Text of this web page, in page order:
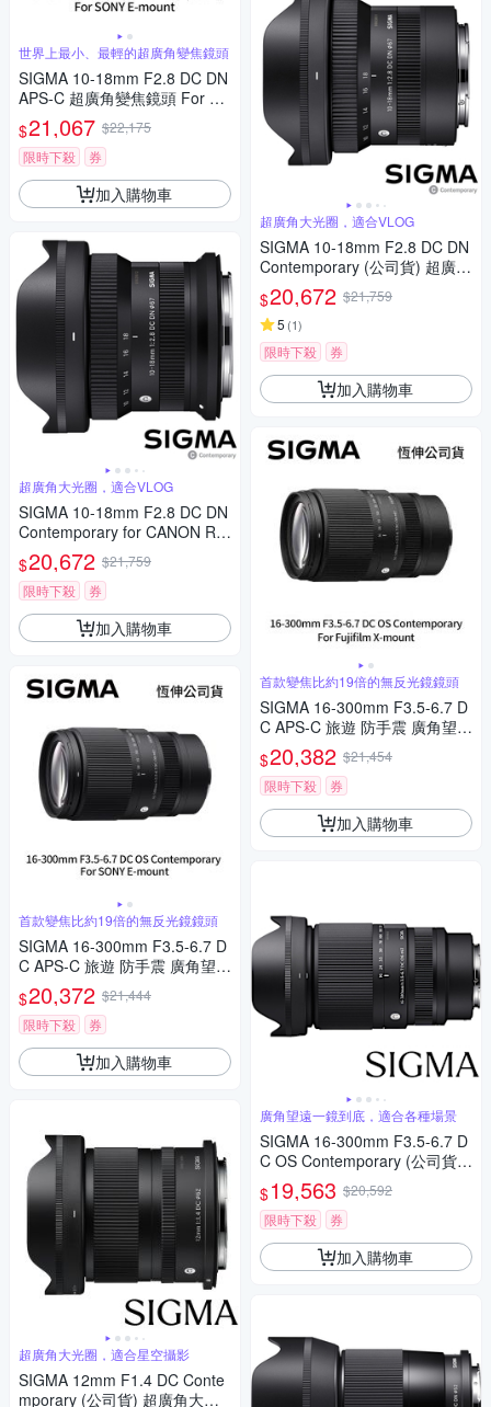
世界上最小、最輕的超廣角變焦鏡頭
SIGMA 10-18mm F2.8 DC DN
APS-C 超廣角變焦鏡頭 For SO
NY E-mount (公司貨)
$21,067 $22,175
限時下殺
券
加入購物車
超廣角大光圈，適合VLOG
SIGMA 10-18mm F2.8 DC DN
Contemporary for CANON RF
接環 (公司貨) 超廣角變焦鏡頭
APS-C 無反微單眼鏡頭
$20,672 $21,759
限時下殺
券
加入購物車
首款變焦比約19倍的無反光鏡鏡頭
SIGMA 16-300mm F3.5-6.7 D
C APS-C 旅遊 防手震 廣角望遠
鏡頭 For SONY E-mount (公司
貨)
$20,372 $21,444
限時下殺
券
加入購物車
超廣角大光圈，適合星空攝影
SIGMA 12mm F1.4 DC Conte
mporary (公司貨) 超廣角大光
超廣角大光圈，適合VLOG
SIGMA 10-18mm F2.8 DC DN
Contemporary (公司貨) 超廣角
變焦鏡頭 APS-C 無反微單眼鏡
頭
$20,672 $21,759
5 (1)
限時下殺 券
加入購物車
首款變焦比約19倍的無反光鏡鏡頭
SIGMA 16-300mm F3.5-6.7 D
C APS-C 旅遊 防手震 廣角望遠
鏡頭 For Fujifilm X-mount (公
司貨)
$20,382 $21,454
限時下殺
券
加入購物車
廣角望遠一鏡到底，適合各種場景
SIGMA 16-300mm F3.5-6.7 D
C OS Contemporary (公司貨)
廣角變焦鏡頭 旅遊鏡 APS-C 無
反微單眼鏡頭
$19,563 $20,592
限時下殺
券
加入購物車